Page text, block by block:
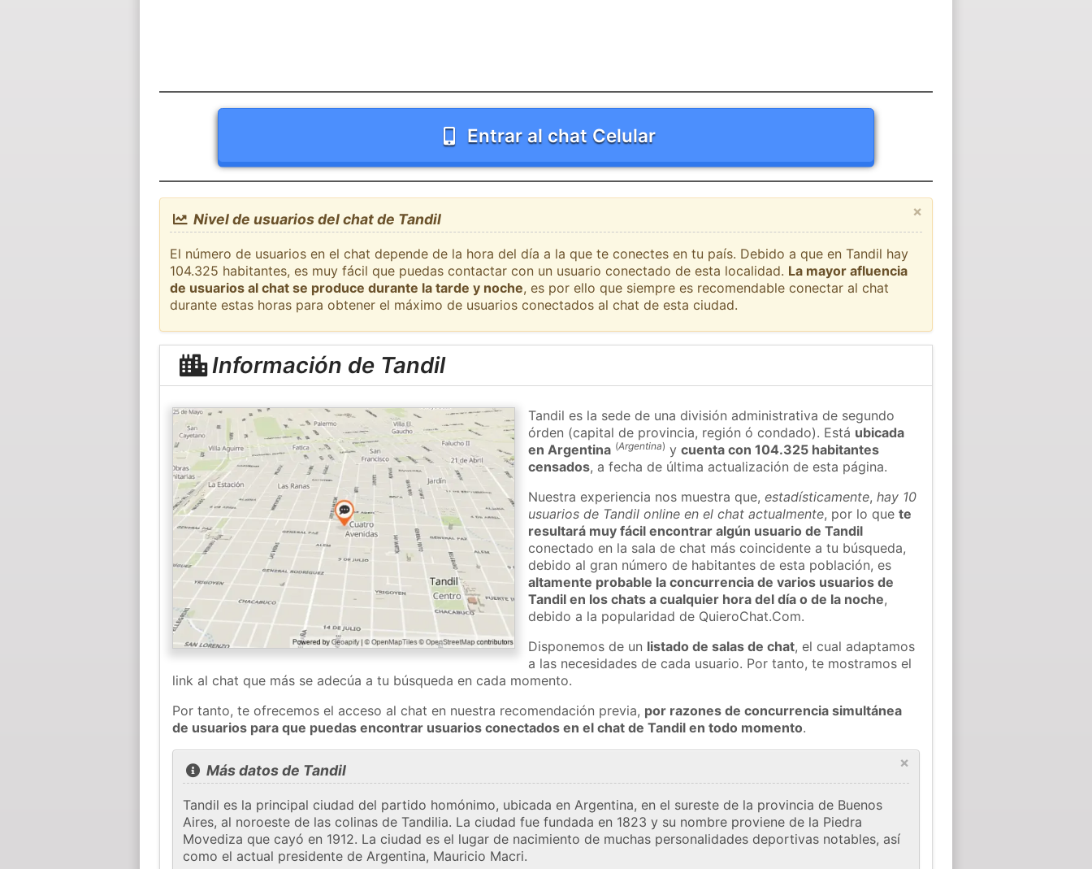
Entrar al chat Celular
×
Nivel de usuarios del chat de Tandil
El número de usuarios en el chat depende de la hora del día a la que te conectes en tu país. Debido a que en Tandil hay
104.325 habitantes, es muy fácil que puedas contactar con un usuario conectado de esta localidad. La mayor afluencia
de usuarios al chat se produce durante la tarde y noche, es por ello que siempre es recomendable conectar al chat
durante estas horas para obtener el máximo de usuarios conectados al chat de esta ciudad.
Información de Tandil
Tandil es la sede de una división administrativa de segundo
órden (capital de provincia, región ó condado). Está ubicada
en Argentina (Argentina) ycuenta con 104.325 habitantes
censados, a fecha de última actualización de esta página.
Nuestra experiencia nos muestra que,estadísticamente,hay 10
usuarios de Tandil online en el chat actualmente, por lo quete
resultará muy fácil encontrar algún usuario de Tandil
conectado en la sala de chat más coincidente a tu búsqueda,
debido al gran número de habitantes de esta población, es
altamente probable la concurrencia de varios usuarios de
Tandil en los chats a cualquier hora del día o de la noche,
debido a la popularidad de QuieroChat.Com.
Disponemos de un listado de salas de chat, el cual adaptamos
a las necesidades de cada usuario. Por tanto, te mostramos el
link al chat que más se adecúa a tu búsqueda en cada momento.
Por tanto, te ofrecemos el acceso al chat en nuestra recomendación previa, por razones de concurrencia simultánea
de usuarios para que puedas encontrar usuarios conectados en el chat de Tandil en todo momento.
×
Más datos de Tandil
Tandil es la principal ciudad del partido homónimo, ubicada en Argentina, en el sureste de la provincia de Buenos
Aires, al noroeste de las colinas de Tandilia. La ciudad fue fundada en 1823 y su nombre proviene de la Piedra
Movediza que cayó en 1912. La ciudad es el lugar de nacimiento de muchas personalidades deportivas notables, así
como el actual presidente de Argentina, Mauricio Macri.